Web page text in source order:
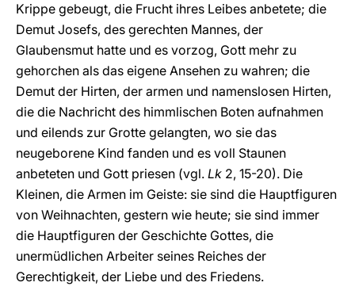
Krippe gebeugt, die Frucht ihres Leibes anbetete; die
Demut Josefs, des gerechten Mannes, der
Glaubensmut hatte und es vorzog, Gott mehr zu
gehorchen als das eigene Ansehen zu wahren; die
Demut der Hirten, der armen und namenslosen Hirten,
die die Nachricht des himmlischen Boten aufnahmen
und eilends zur Grotte gelangten, wo sie das
neugeborene Kind fanden und es voll Staunen
anbeteten und Gott priesen (vgl. Lk 2, 15-20). Die
Kleinen, die Armen im Geiste: sie sind die Hauptfiguren
von Weihnachten, gestern wie heute; sie sind immer
die Hauptfiguren der Geschichte Gottes, die
unermüdlichen Arbeiter seines Reiches der
Gerechtigkeit, der Liebe und des Friedens.